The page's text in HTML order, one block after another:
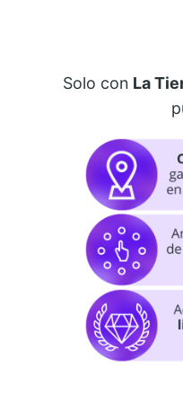
Solo con La